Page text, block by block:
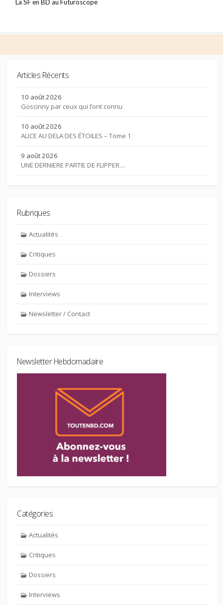
La SF en BD au Futuroscope
Articles Récents
10 août 2026
Goscinny par ceux qui l’ont connu
10 août 2026
ALICE AU DELA DES ÉTOILES – Tome 1
9 août 2026
UNE DERNIERE PARTIE DE FLIPPER…
Rubriques
Actualités
Critiques
Dossiers
Interviews
Newsletter / Contact
Newsletter Hebdomadaire
Catégories
Actualités
Critiques
Dossiers
Interviews